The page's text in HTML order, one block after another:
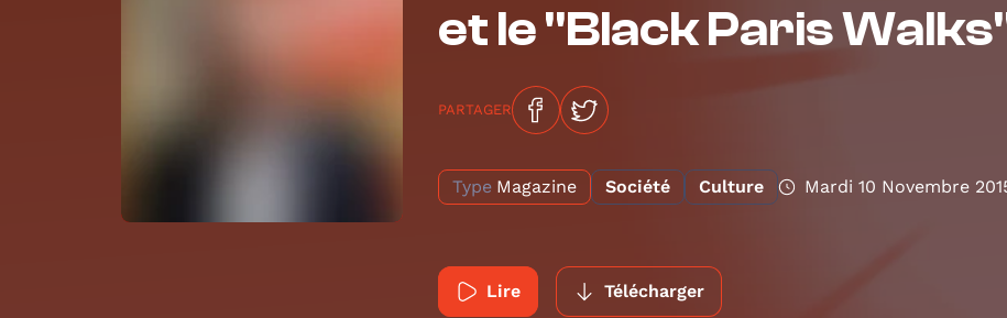
et le "Black Paris
PARTAGER
Type Magazine Société Culture Mardi 10 Novembre
Lire Télécharger